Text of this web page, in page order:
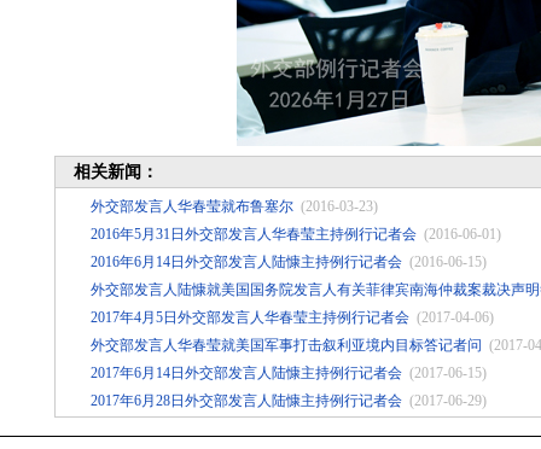
相关新闻：
外交部发言人华春莹就布鲁塞尔 (2016-03-23)
2016年5月31日外交部发言人华春莹主持例行记者会 (2016-06-01)
2016年6月14日外交部发言人陆慷主持例行记者会 (2016-06-15)
外交部发言人陆慷就美国国务院发言人有关菲律宾南海仲裁案裁决声
2017年4月5日外交部发言人华春莹主持例行记者会 (2017-04-06)
外交部发言人华春莹就美国军事打击叙利亚境内目标答记者问 (2017-
2017年6月14日外交部发言人陆慷主持例行记者会 (2017-06-15)
2017年6月28日外交部发言人陆慷主持例行记者会 (2017-06-29)